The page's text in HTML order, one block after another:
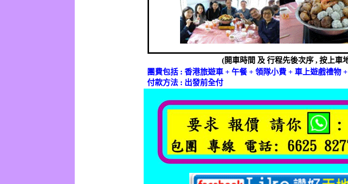
(開車時間 及 行程先後次序, 按上車
團費包括 :香港旅遊車 +午餐+領隊小費 +車上遊戲禮物
付款方法 : 出發前全付